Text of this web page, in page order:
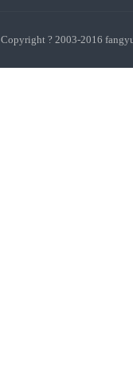
Copyright ? 2003-2016